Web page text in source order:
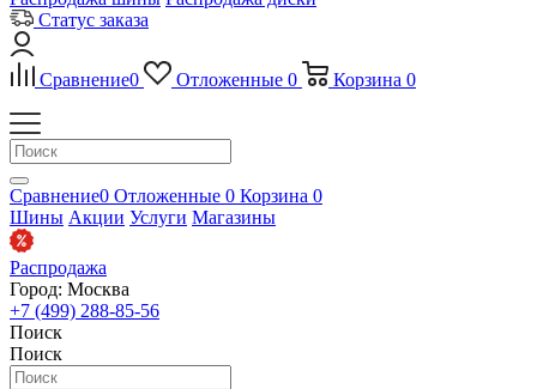
Статус заказа
Сравнение0 Отложенные 0 Корзина 0
Сравнение0 Отложенные 0 Корзина 0
Шины Акции Услуги Магазины
Распродажа
Город: Москва
+7 (499) 288-85-56
Поиск
Поиск